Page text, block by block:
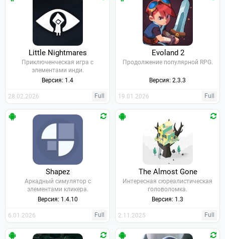
Little Nightmares
Приключенческая игра с
элементами инди.
Версия: 1.4
28.02.2026 Full
Evoland 2
Продолжение популярной RPG.
Версия: 2.3.3
19.01.2026 Full
Shapez
Аркадный симулятор с
элементами кликера.
Версия: 1.4.10
6.01.2026 Full
The Almost Gone
Интересная сюреалистическая
головоломка.
Версия: 1.3
2.11.2025 Full